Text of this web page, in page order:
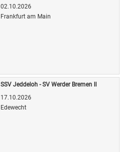
02.10.2026
Frankfurt am Main
SSV Jeddeloh - SV Werder Bremen II
17.10.2026
Edewecht